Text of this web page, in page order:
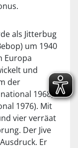
als Jitterbug
um 1940
Europa
und
der
1968,
1976). Mit
vier verräat
Der Jive
Er